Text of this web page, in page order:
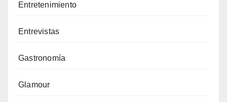
Entretenimiento
Entrevistas
Gastronomía
Glamour